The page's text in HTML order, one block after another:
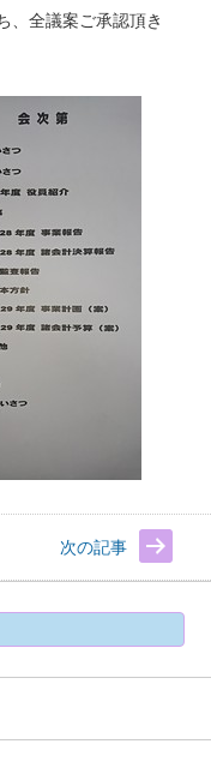
、全議案ご承認頂き
次の記事